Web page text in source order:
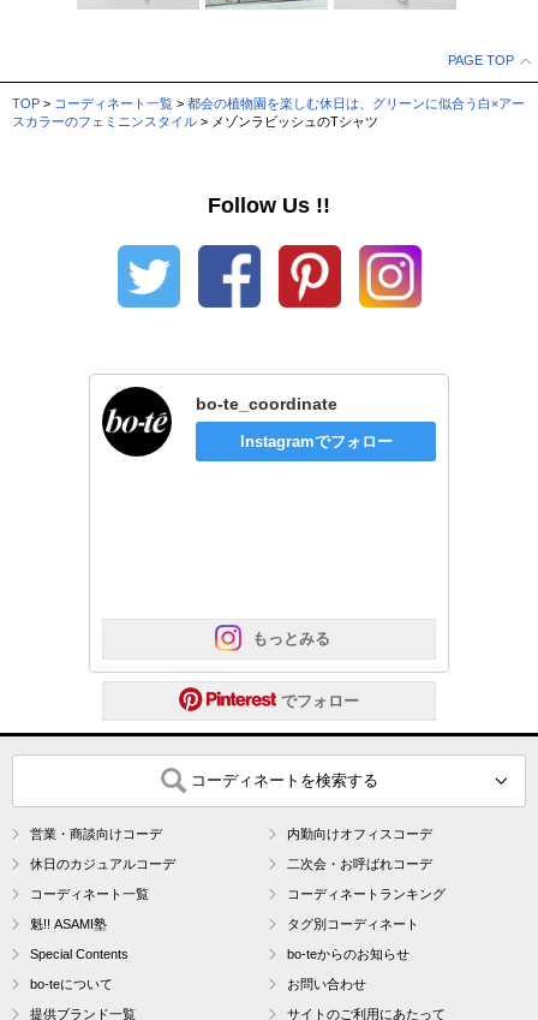
PAGE TOP
TOP > コーディネート一覧 > 都会の植物園を楽しむ休日は、グリーンに似合う白×アー
スカラーのフェミニンスタイル > メゾンラビッシュのTシャツ
Follow Us !!
でフォロー
bo-te_coordinate
Instagramでフォロー
もっとみる
コーディネートを検索する
営業・商談向けコーデ 内勤向けオフィスコーデ
休日のカジュアルコーデ 二次会・お呼ばれコーデ
コーディネート一覧 コーディネートランキング
魁!! ASAMI塾 タグ別コーディネート
Special Contents bo-teからのお知らせ
bo-teについて お問い合わせ
提供ブランド一覧 サイトのご利用にあたって